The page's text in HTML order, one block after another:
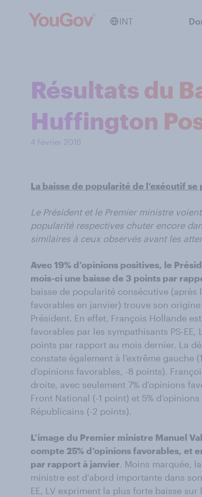
INT
Résultats du
Huffington
4 février 2016
La baisse de popularité de l’exécutif se
Le Président et le Premier ministre
popularité respectives chuter encore
similaires à ceux observés avant les
Avec 19% d’opinions positives, le
mois-ci une baisse de 3 points par
baisse de popularité consécutive (après
favorables en janvier) trouve son
Président. En effet, François Hollande
favorables par les sympathisants PS-EE,
points par rapport au mois dernier. La
constate également à l’extrême gauche
d’opinions favorables, -8 points).
droite, avec seulement 7% d’opinions
Front National (-1 point) et 5%
Républicains (-2 points).
L’image du Premier ministre Manuel
compte 25% d’opinions favorables, et
par rapport à janvier. Moins marquée,
ministre est d’abord importante dans
EE, LV expriment la plus forte baisse